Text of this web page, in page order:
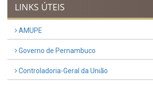
LINKS ÚTEIS
AMUPE
Governo de Pernambuco
Controladoria-Geral da União